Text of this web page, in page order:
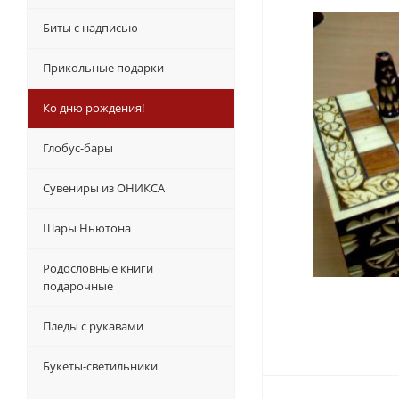
Биты с надписью
Прикольные подарки
Ко дню рождения!
Глобус-бары
Сувениры из ОНИКСА
Шары Ньютона
Родословные книги
подарочные
Пледы с рукавами
Букеты-светильники